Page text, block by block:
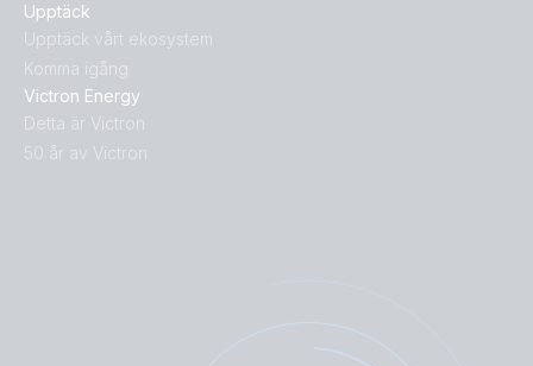
Upptäck
Upptäck vårt ekosystem
Komma igång
Victron Energy
Detta är Victron
50 år av Victron